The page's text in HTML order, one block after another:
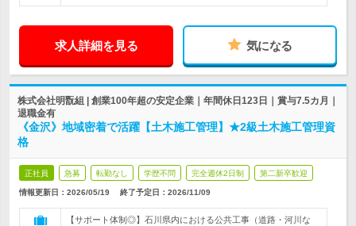
求人詳細を見る 気になる
株式会社明翫組 | 創業100年超の安定企業｜年間休日123日｜賞与7.5カ月｜
退職金有
《金沢》地域密着で活躍【土木施工管理】★2級土木施工管理資
格
正社員 急募 転勤なし 学歴不問 完全週休2日制 第二新卒歓迎
情報更新日：2026/05/19 終了予定日： 2026/11/09
【サポート体制◎】石川県内における公共工事（道路・河川な